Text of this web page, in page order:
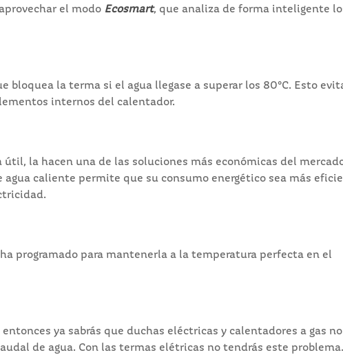
el modo Ecosmart, que analiza de forma inteligente
bloquea la terma si el agua llegase a superar los 80°C. Esto
internos del calentador.
la hacen una de las soluciones más económicas del
caliente permite que su consumo energético sea más
programado para mantenerla a la temperatura perfecta en el
ya sabrás que duchas eléctricas y calentadores a gas
de agua. Con las termas elétricas no tendrás este problema.